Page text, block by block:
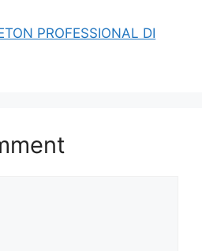
PROFESSIONAL DI